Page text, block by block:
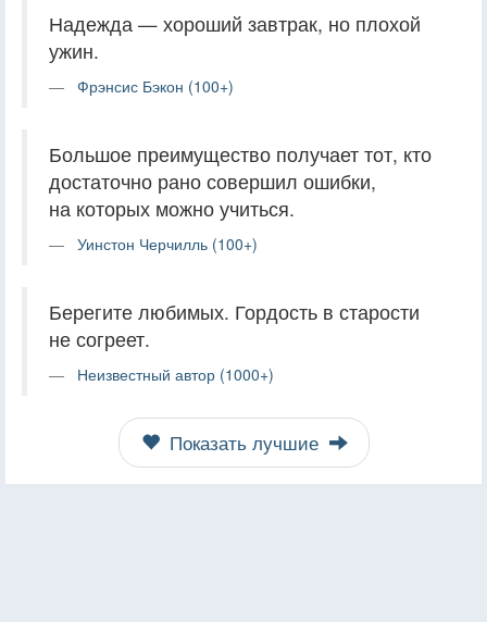
Надежда — хороший завтрак, но плохой
ужин.
Фрэнсис Бэкон (100+)
Большое преимущество получает тот, кто
достаточно рано совершил ошибки,
на которых можно учиться.
Уинстон Черчилль (100+)
Берегите любимых. Гордость в старости
не согреет.
Неизвестный автор (1000+)
Показать лучшие